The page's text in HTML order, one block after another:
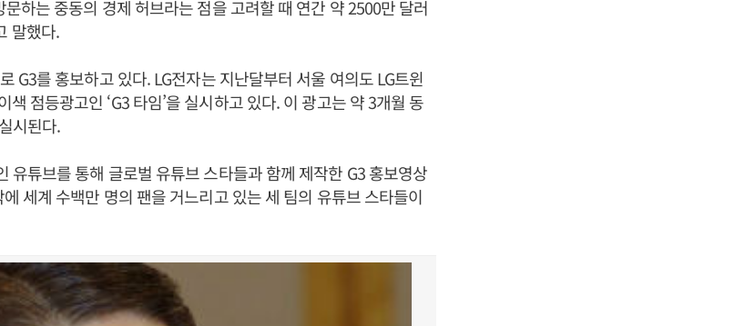
하는 중동의 경제 허브라는 점을 고려할 때 연간 약 2500만 달러
말했다.
G3를 홍보하고 있다. LG전자는 지난달부터 서울 여의도 LG트윈
점등광고인 ‘G3 타임’을 실시하고 있다. 이 광고는 약 3개월 동
시된다.
유튜브를 통해 글로벌 유튜브 스타들과 함께 제작한 G3 홍보영상
세계 수백만 명의 팬을 거느리고 있는 세 팀의 유튜브 스타들이